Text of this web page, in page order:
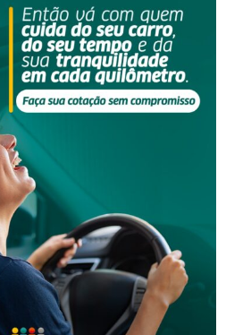
é preso em Orleans
adolescente com moto